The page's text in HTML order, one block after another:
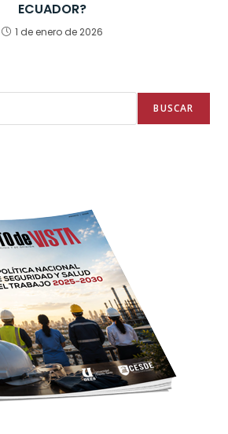
ECUADOR?
1 de enero de 2026
BUSCAR